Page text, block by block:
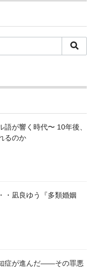
が響く時代〜 10年後、
るのか
・凪良ゆう『多類婚姻
症が進んだ――その罪悪